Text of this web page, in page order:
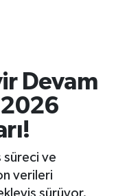
Devam
2026
süreci ve
verileri
sürüyor.